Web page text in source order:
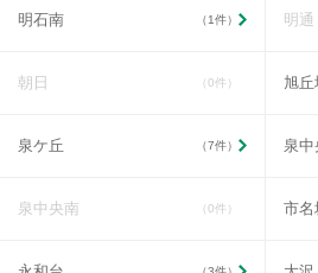
明石南 （1件） 明通
朝日 （0件） 旭丘
泉ケ丘 （7件） 泉中
泉中央南 （0件） 市名